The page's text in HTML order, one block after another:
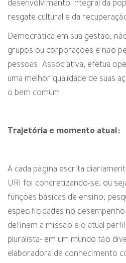
desenvolvimento integral da
resgate cultural e da
Democrática em sua gestão,
grupos ou corporações e não
pessoas. Associativa, efetua
uma melhor qualidade de suas
o bem comum.
Trajetória e momento atual:
A cada página escrita
URI foi concretizando-se, ou
funções básicas de ensino,
especificidades no
definem a missão e o atual
pluralista- em um mundo tão
elaboradora de conhecimento